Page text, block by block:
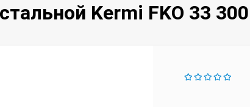
Kermi FKO 33